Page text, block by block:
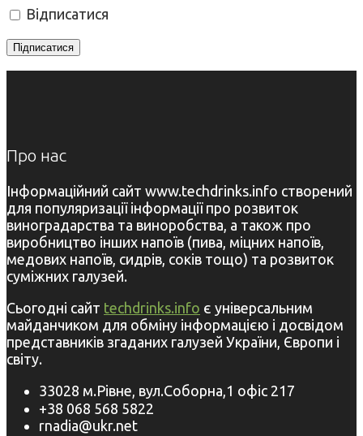
Відписатися
Про нас
Інформаційний сайт www.techdrinks.info створений
для популяризації інформації про розвиток
виноградарства та виноробства, а також про
виробництво інших напоїв (пива, міцних напоїв,
медових напоїв, сидрів, соків тощо) та розвиток
суміжних галузей.
Сьогодні сайт techdrinks.info є універсальним
майданчиком для обміну інформацією і досвідом
представників згаданих галузей України, Європи і
світу.
33028 м.Рівне, вул.Соборна,1 офіс 217
+38 068 568 5822
rnadia@ukr.net